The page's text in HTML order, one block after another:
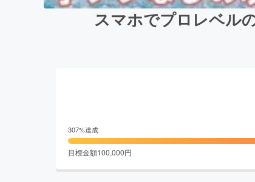
スマホでプロレベル
307%達成
目標金額100,000円